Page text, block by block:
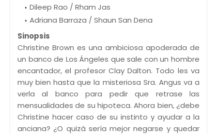
Dileep Rao / Rham Jas
Adriana Barraza / Shaun San Dena
Sinopsis
Christine Brown es una ambiciosa apoderada de
un banco de Los Ángeles que sale con un hombre
encantador, el profesor Clay Dalton. Todo les va
muy bien hasta que la misteriosa Sra. Angus va a
verla al banco para pedir que retrase las
mensualidades de su hipoteca. Ahora bien, ¿debe
Christine hacer caso de su instinto y ayudar a la
anciana? ¿O quizá sería mejor negarse y quedar